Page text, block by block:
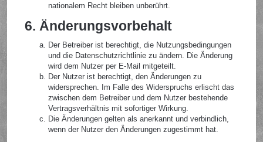
nationalem Recht bleiben unberührt.
6. Änderungsvorbehalt
Der Betreiber ist berechtigt, die Nutzungsbedingungen
und die Datenschutzrichtlinie zu ändern. Die Änderung
wird dem Nutzer per E-Mail mitgeteilt.
Der Nutzer ist berechtigt, den Änderungen zu
widersprechen. Im Falle des Widerspruchs erlischt das
zwischen dem Betreiber und dem Nutzer bestehende
Vertragsverhältnis mit sofortiger Wirkung.
Die Änderungen gelten als anerkannt und verbindlich,
wenn der Nutzer den Änderungen zugestimmt hat.